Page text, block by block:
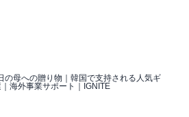
の母への贈り物｜韓国で支持される人気ギ
海外事業サポート｜IGNITE